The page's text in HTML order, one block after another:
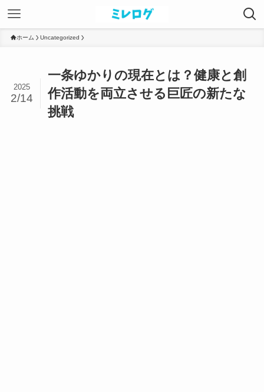
ホーム Uncategorized
一条ゆかりの現在とは？健康と創
作活動を両立させる巨匠の新たな
挑戦
2025
2/14